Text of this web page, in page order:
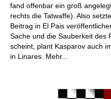
fand offenbar ein groß
rechts die Tatwaffe). Also
Beitrag in El Pais
Sache und die Sauberkeit des
scheint, plant Kasparov auch
in Linares. Mehr...